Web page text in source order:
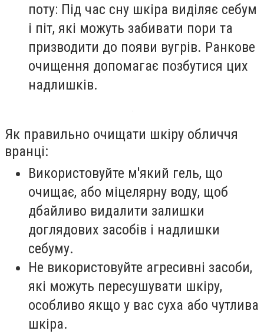
поту: Під час сну шкіра виділяє себум
і піт, які можуть забивати пори та
призводити до появи вугрів. Ранкове
очищення допомагає позбутися цих
надлишків.
Як правильно очищати шкіру обличчя
вранці:
Використовуйте м'який гель, що
очищає, або міцелярну воду, щоб
дбайливо видалити залишки
доглядових засобів і надлишки
себуму.
Не використовуйте агресивні засоби,
які можуть пересушувати шкіру,
особливо якщо у вас суха або чутлива
шкіра.